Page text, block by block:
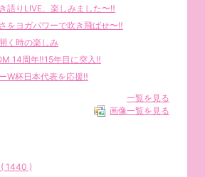
語りLIVE、楽しみました〜‼︎
をヨガパワーで吹き飛ばせ〜‼︎
く時の楽しみ
14周年‼︎15年目に突入‼︎
W杯日本代表を応援‼︎
一覧を見る
画像一覧を見る
1440 )